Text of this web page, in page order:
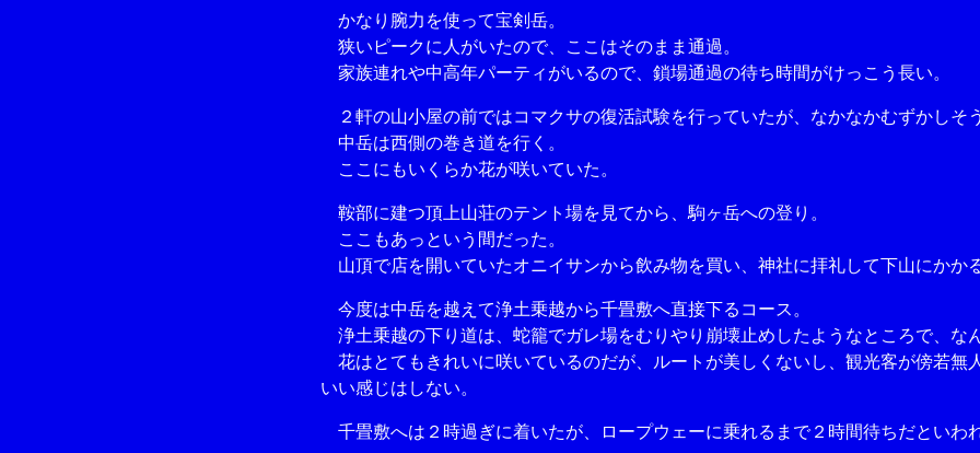
かなり腕力を使って宝剣岳。
狭いピークに人がいたので、ここはそのまま通過。
家族連れや中高年パーティがいるので、鎖場通過の待ち時間がけっこう長い。
２軒の山小屋の前ではコマクサの復活試験を行っていたが、なかなかむずかしそ
中岳は西側の巻き道を行く。
ここにもいくらか花が咲いていた。
鞍部に建つ頂上山荘のテント場を見てから、駒ヶ岳への登り。
ここもあっという間だった。
山頂で店を開いていたオニイサンから飲み物を買い、神社に拝礼して下山にかか
今度は中岳を越えて浄土乗越から千畳敷へ直接下るコース。
浄土乗越の下り道は、蛇籠でガレ場をむりやり崩壊止めしたようなところで、な
花はとてもきれいに咲いているのだが、ルートが美しくないし、観光客が傍若無
いい感じはしない。
千畳敷へは２時過ぎに着いたが、ロープウェーに乗れるまで２時間待ちだといわ